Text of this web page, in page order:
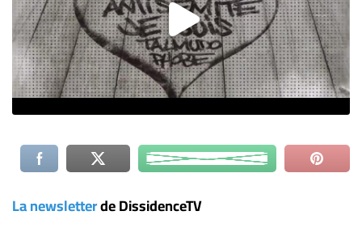
La newsletterde DissidenceTV